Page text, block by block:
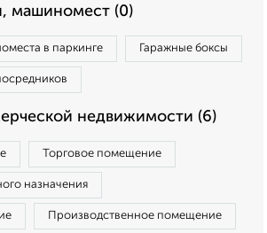
машиномест (0)
в паркинге Гаражные боксы
недвижимости (6)
Торговое помещение
назначения
Производственное помещение